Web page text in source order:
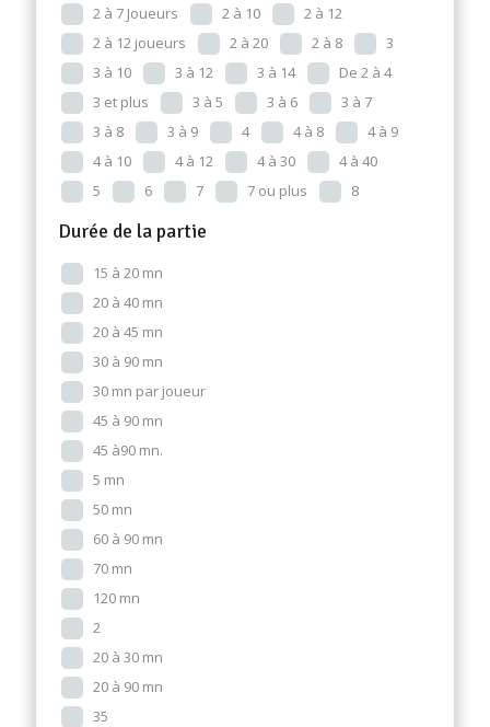
2 à 7 Joueurs 2 à 10
2 à 12
2 à 12 joueurs
2 à 20 2 à 8
3
3 à 10
3 à 12 3 à 14
De 2 à 4
3 et plus
3 à 5 3 à 6
3 à 7
3 à 8
3 à 9 4 4 à 8
4 à 9
4 à 10
4 à 12 4 à 30
4 à 40
5
6 7 7 ou plus 8
Durée de la partie
15 à 20 mn
20 à 40 mn
20 à 45 mn
30 à 90 mn
30 mn par joueur
45 à 90 mn
45 à90 mn.
5 mn
50 mn
60 à 90 mn
70 mn
120 mn
2
20 à 30 mn
20 à 90 mn
35